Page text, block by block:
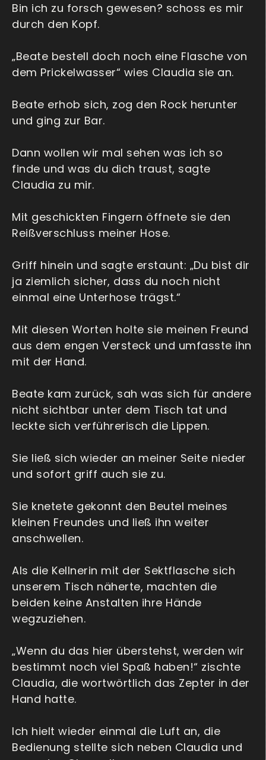
Bin ich zu forsch gewesen? schoss es mir
durch den Kopf.
„Beate bestell doch noch eine Flasche von
dem Prickelwasser“ wies Claudia sie an.
Beate erhob sich, zog den Rock herunter
und ging zur Bar.
Dann wollen wir mal sehen was ich so
finde und was du dich traust, sagte
Claudia zu mir.
Mit geschickten Fingern öffnete sie den
Reißverschluss meiner Hose.
Griff hinein und sagte erstaunt: „Du bist dir
ja ziemlich sicher, dass du noch nicht
einmal eine Unterhose trägst.“
Mit diesen Worten holte sie meinen Freund
aus dem engen Versteck und umfasste ihn
mit der Hand.
Beate kam zurück, sah was sich für andere
nicht sichtbar unter dem Tisch tat und
leckte sich verführerisch die Lippen.
Sie ließ sich wieder an meiner Seite nieder
und sofort griff auch sie zu.
Sie knetete gekonnt den Beutel meines
kleinen Freundes und ließ ihn weiter
anschwellen.
Als die Kellnerin mit der Sektflasche sich
unserem Tisch näherte, machten die
beiden keine Anstalten ihre Hände
wegzuziehen.
„Wenn du das hier überstehst, werden wir
bestimmt noch viel Spaß haben!“ zischte
Claudia, die wortwörtlich das Zepter in der
Hand hatte.
Ich hielt wieder einmal die Luft an, die
Bedienung stellte sich neben Claudia und